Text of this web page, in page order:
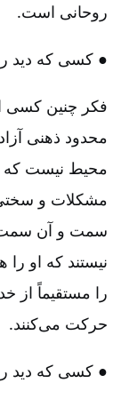
روحانی است‌.
● کسی که دید
فکر چنین کسی
محدود ذهنی
محیط نیست که
مشکلات و
سمت و آن سمت
نیستند که او
را مستقیماً از
حرکت می‌کنند.
● کسی که دید